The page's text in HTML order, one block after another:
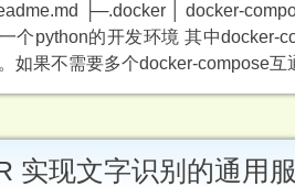
├─.docker │ docker-
个python的开发环境 其中docker-
如果不需要多个docker-compose
实现文字识别的通用